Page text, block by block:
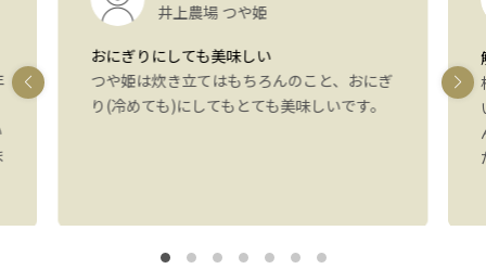
井上農場 つや姫
おにぎりにしても美味しい
つや姫は炊き立てはもちろんのこと、おにぎ
り(冷めても)にしてもとても美味しいです。